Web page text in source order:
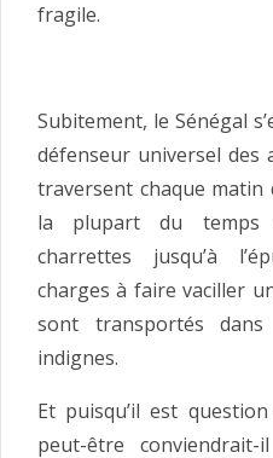
fragile.
Subitement, le Sénégal
défenseur universel des
traversent chaque matin
la plupart du temps
charrettes jusqu’à
charges à faire vaciller
sont transportés
indignes.
Et puisqu’il est
peut-être